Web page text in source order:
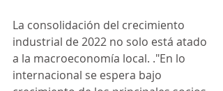
La consolidación del crecimiento
industrial de 2022 no solo está atado
a la macroeconomía local. ."En lo
internacional se espera bajo